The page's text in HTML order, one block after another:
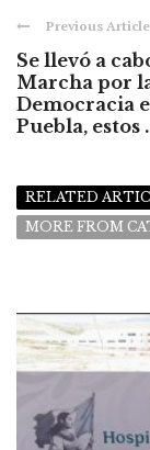
Previous Article
Se llevó a
Marcha por
Democracia
Puebla, estos
RELATED
MORE FROM